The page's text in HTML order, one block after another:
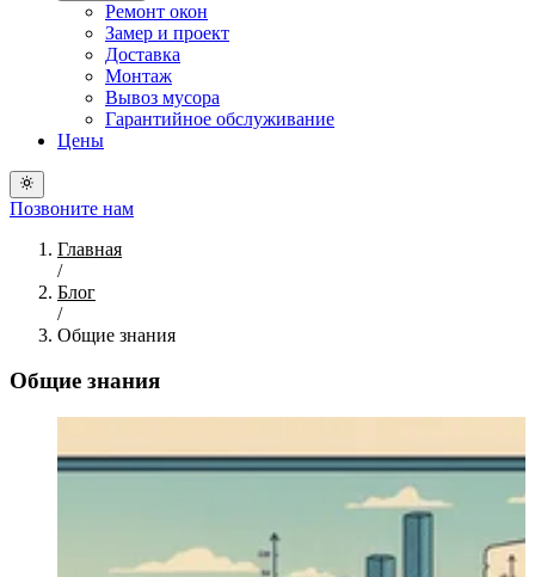
Ремонт окон
Замер и проект
Доставка
Монтаж
Вывоз мусора
Гарантийное обслуживание
Цены
Позвоните нам
Главная
/
Блог
/
Общие знания
Общие знания